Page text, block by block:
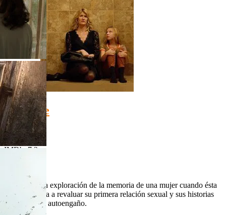
HD 1080p
The Tale
The Tale
HD 1080p
IMDb: 7.3
The Tale Una exploración de la memoria de una mujer cuando ésta
se ve obligada a revaluar su primera relación sexual y sus historias
basadas en el autoengaño.